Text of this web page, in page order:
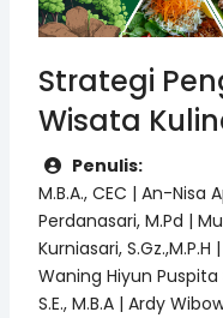
Strategi
Wisata
Penulis:
M.B.A., CEC | An-Nisa
Perdanasari, M.Pd |
Kurniasari, S.Gz.,M.P.H
Waning Hiyun Puspita
S.E., M.B.A | Ardy